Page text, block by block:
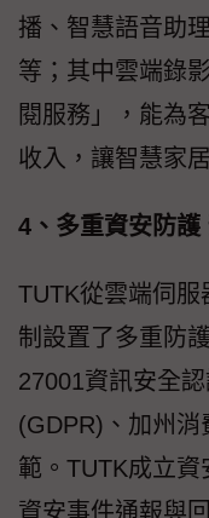
播、智慧語音助
等；其中雲端錄
閱服務」，能為
收入，讓智慧家
4、多重資安防護
TUTK從雲端伺
制設置了多重防
27001資訊安全
(GDPR)、加州消
範。TUTK成立
資安事件通報與